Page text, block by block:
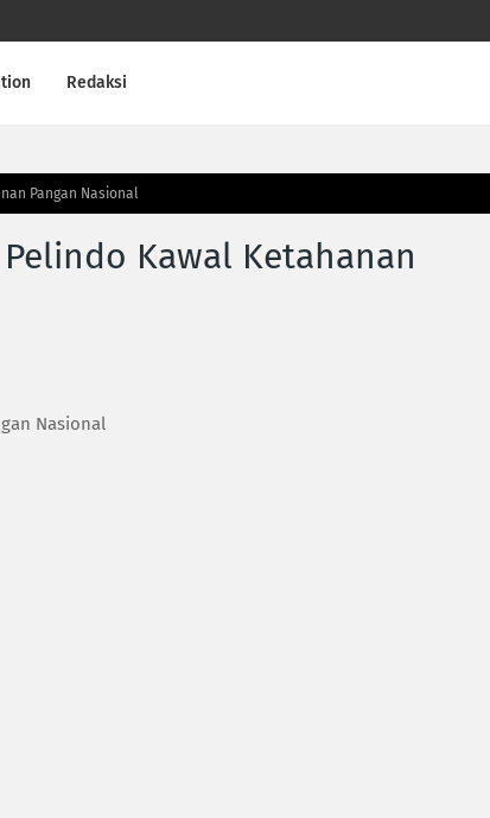
Redaksi
Pangan Nasional
Kawal Ketahanan
Nasional